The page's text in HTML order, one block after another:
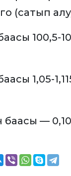
(сатып
100,5-
1,05-
—